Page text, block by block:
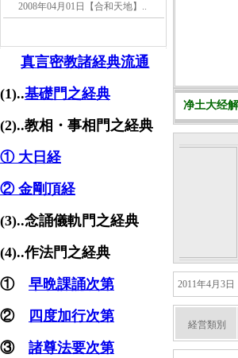
净土大经
2011年4月3
経営類別
2008年04月01日【合和天地】..
真言密教諸経典流通
(1)..基礎門之経典
(2)..教相・事相門之経典
① 大日経
② 金剛頂経
(3)..念誦儀軌門之経典
(4)..作法門之経典
① 早晩課誦次第
②
四度加行次第
③ 諸尊法要次第